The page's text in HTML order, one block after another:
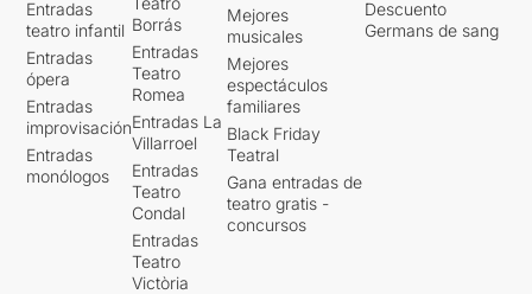
Entradas
teatro infantil
Entradas
ópera
Entradas
improvisación
Entradas
monólogos
Borrás
Entradas
Teatro
Romea
Entradas La
Villarroel
Entradas
Teatro
Condal
Entradas
Teatro
Victòria
Mejores
musicales
Mejores
espectáculos
familiares
Black Friday
Teatral
Gana entradas de
teatro gratis -
concursos
Descuento
Germans de sang